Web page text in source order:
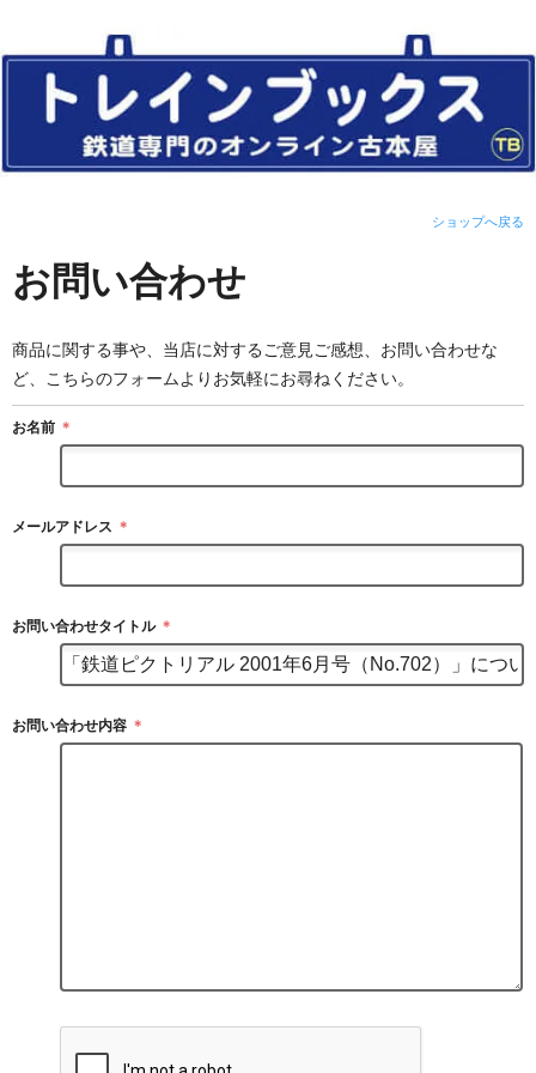
ショップへ戻る
お問い合わせ
商品に関する事や、当店に対するご意見ご感想、お問い合わせな
ど、こちらのフォームよりお気軽にお尋ねください。
お名前 ＊
メールアドレス ＊
お問い合わせタイトル ＊
お問い合わせ内容 ＊